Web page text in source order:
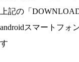
上記の「
androidスマートフォ
す